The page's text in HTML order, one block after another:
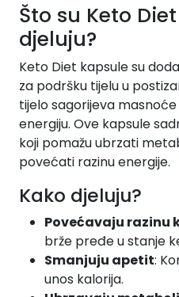
Što su Keto
djeluju?
Keto Diet kapsule su
za podršku tijelu u
tijelo sagorijeva
energiju. Ove kapsule
koji pomažu ubrzati
povećati razinu energije.
Kako djeluju?
Povećavaju razinu
brže pređe u stanje
Smanjuju apetit:
unos kalorija.